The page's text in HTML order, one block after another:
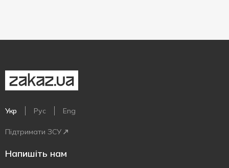
Укр Рус Eng
Підтримати ЗСУ
Напишіть нам